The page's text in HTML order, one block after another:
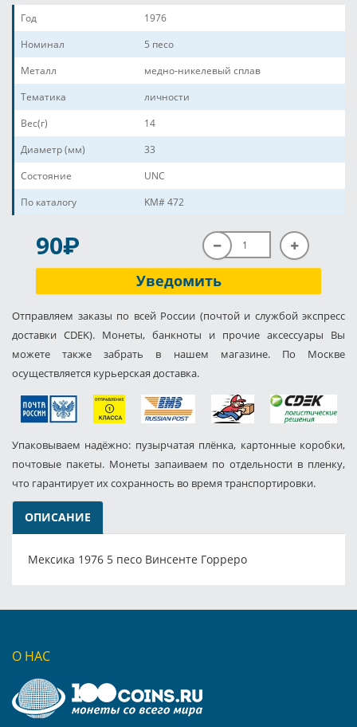
Год
1976
Номинал
5 песо
Металл
медно-никелевый сплав
Тематика
личности
Вес(г)
14
Диаметр (мм)
33
Состояние
UNC
По каталогу
KM# 472
90P
Уведомить
Отправляем заказы по всей России (почтой и службой экспресс
доставки CDEK). Монеты, банкноты и прочие аксессуары Вы
можете также забрать в нашем магазине. По Москве
осуществляется курьерская доставка.
Упаковываем надёжно: пузырчатая плёнка, картонные коробки,
почтовые пакеты. Монеты запаиваем по отдельности в пленку,
что гарантирует их сохранность во время транспортировки.
ОПИСАНИЕ
Мексика 1976 5 песо Винсенте Горреро
О НАС